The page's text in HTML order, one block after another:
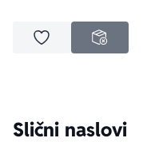
Dodaj u omiljeneNEDOSTUPNO
Slični naslovi